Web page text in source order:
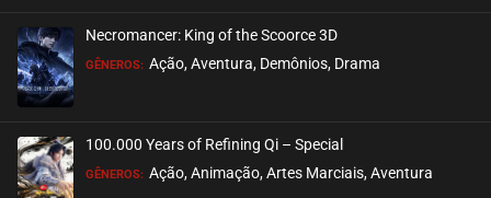
EPISÓDIO 12
novembro 11, 2020
EPISÓDIO 11
novembro 11, 2020
Necromancer: King of the Scoorce 3D
GÊNEROS: Ação, Aventura, Demônios, Drama
100.000 Years of Refining Qi – Special
GÊNEROS: Ação, Animação, Artes Marciais, Aventura